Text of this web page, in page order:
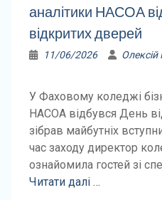
аналітики НАСОА
відкритих дверей
11/06/2026 Олексій
У Фаховому коледжі
НАСОА відбувся День
зібрав майбутніх
час заходу директор
ознайомила гостей зі
Читати далі …